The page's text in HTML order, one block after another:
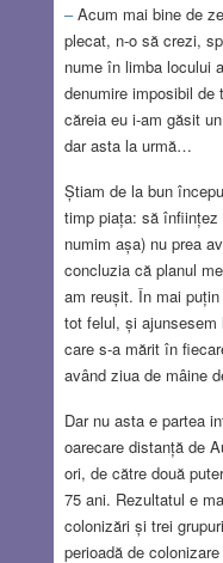
–Acum mai bine de
plecat, n-o să crezi,
nume în limba locului
denumire imposibil de
căreia eu i-am găsit
dar asta la urmă…
Știam de la bun
timp piața: să
numim așa) nu prea
concluzia că planul
am reușit. În mai
tot felul, și
care s-a mărit în
având ziua de mâine
Dar nu asta e partea
oarecare distanță de
ori, de către două
75 ani. Rezultatul e
colonizări și trei
perioadă de